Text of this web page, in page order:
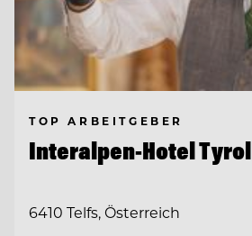
TOP ARBEITGEBER
Interalpen-Hotel Tyrol
6410 Telfs, Österreich